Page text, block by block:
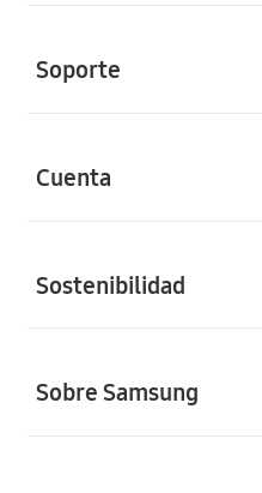
Soporte
Cuenta
Sostenibilidad
Sobre Samsung